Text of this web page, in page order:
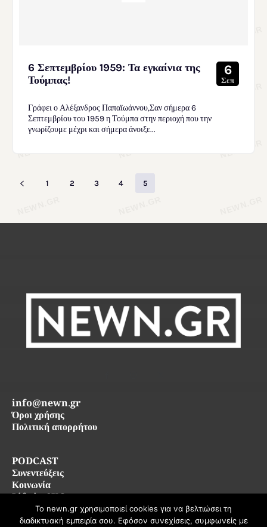
6 Σεπτεμβρίου 1959: Τα εγκαίνια της
Τούμπας!
6
Σεπ
Γράφει ο Αλέξανδρος Παπαϊωάννου,Σαν σήμερα 6
Σεπτεμβρίου του 1959 η Τούμπα στην περιοχή που την
γνωρίζουμε μέχρι και σήμερα άνοιξε...
1 2 3 4 5
PODCAST
Συνεντεύξεις
Κοινωνία
Life in SKG
info@newn.gr
Όροι χρήσης
Πολιτική απορρήτου
Το newn.gr χρησιμοποιεί cookies για να βελτιώσει τη
διαδικτυακή εμπειρία σου. Εφόσον συνεχίσεις, συμφωνείς με